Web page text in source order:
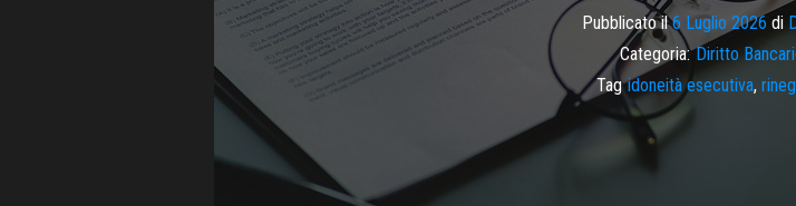
Pubblicato il6 Luglio 2026 di
Categoria: Diritto
Tag idoneità esecutiva,